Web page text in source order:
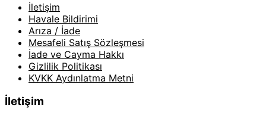
İletişim
Havale Bildirimi
Arıza / İade
Mesafeli Satış Sözleşmesi
İade ve Cayma Hakkı
Gizlilik Politikası
KVKK Aydınlatma Metni
İletişim